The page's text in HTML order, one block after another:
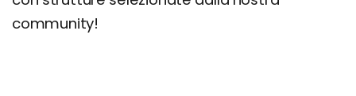
community!